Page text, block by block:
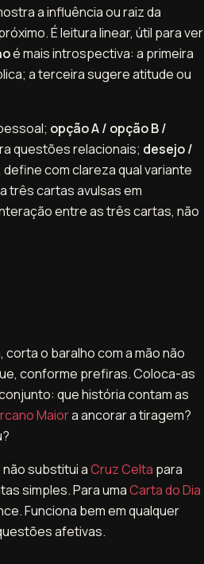
a influência ou raiz da
É leitura linear, útil para ver
é mais introspectiva: a primeira
a terceira sugere atitude ou
opção A / opção B /
questões relacionais; desejo /
com clareza qual variante
três cartas avulsas em
entre as três cartas, não
o baralho com a mão não
conforme prefiras. Coloca-as
que história contam as
Maiora ancorar a tiragem?
substitui aCruz Celta para
simples. Para umaCarta do Dia
Funciona bem em qualquer
afetivas.